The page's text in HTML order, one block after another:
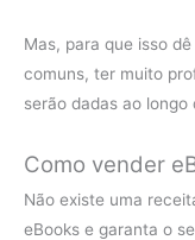
Mas, para que isso
comuns, ter muito
serão dadas ao
Como vender
Não existe uma
eBooks e garanta o